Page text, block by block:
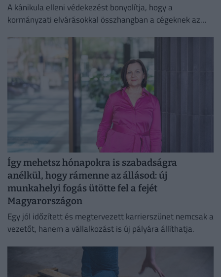
A kánikula elleni védekezést bonyolítja, hogy a
kormányzati elvárásokkal összhangban a cégeknek az
Így mehetsz hónapokra is szabadságra
anélkül, hogy rámenne az állásod: új
munkahelyi fogás ütötte fel a fejét
Magyarországon
Egy jól időzített és megtervezett karrierszünet nemcsak a
vezetőt, hanem a vállalkozást is új pályára állíthatja.